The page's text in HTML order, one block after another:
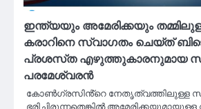
ഇന്ത്യയും അമേരിക്കയും
കരാറിനെ സ്വാഗതം ചെയ്ത്
പ്രശസ്‌ത എഴുത്തുകാരനുമായ
പരമേശ്വരൻ
കോൺഗ്രസിൻ്റെ നേതൃത്വത്തിലുള്ള
ഭരിച്ചിരുന്നതെങ്കിൽ